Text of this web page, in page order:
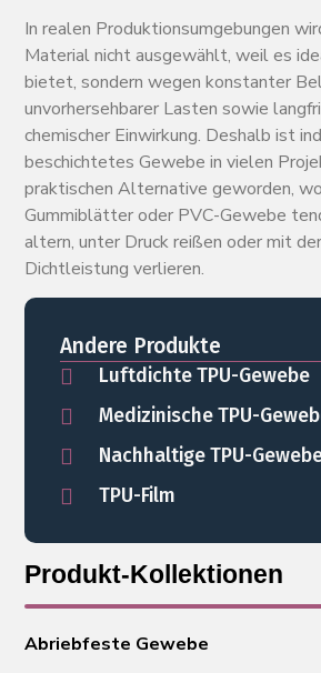
In realen Produktionsumgebungen
Material nicht ausgewählt, weil es
bietet, sondern wegen konstanter
unvorhersehbarer Lasten sowie
chemischer Einwirkung. Deshalb ist
beschichtetes Gewebe in vielen
praktischen Alternative geworden,
Gummiblätter oder PVC-Gewebe
altern, unter Druck reißen oder mit
Dichtleistung verlieren.
Andere Produkte
Luftdichte TPU-Gewebe
Medizinische TPU-
Nachhaltige TPU-
TPU-Film
Produkt-Kollektionen
Abriebfeste Gewebe